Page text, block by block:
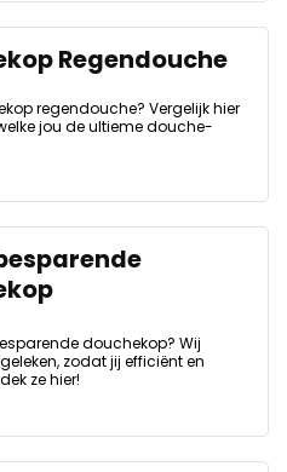
Regendouche
regendouche? Vergelijk hier
jou de ultieme douche-
douchekop? Wij
zodat jij efficiënt en
ze hier!